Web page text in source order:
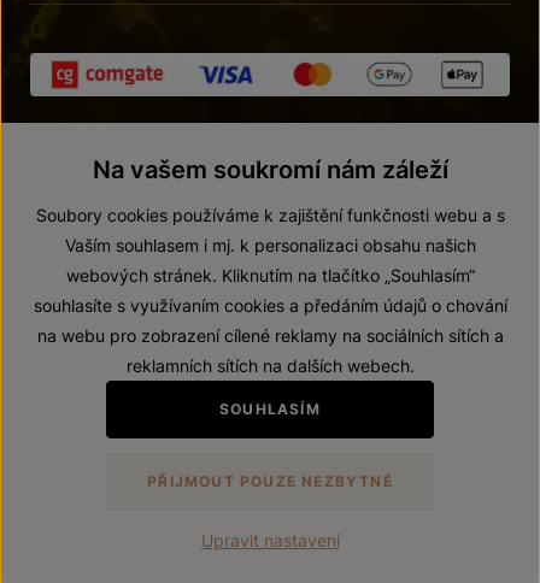
© 2026 ZNOVÍN ZNOJMO, a. s.
Prohlášení o přístupnosti
Zákaz prodeje alkoholických nápojů osobám mladším 18 let.
VytvořilwebProgress
Na vašem soukromí nám záleží
Soubory cookies používáme k zajištění funkčnosti webu a s
Vaším souhlasem i mj. k personalizaci obsahu našich
webových stránek. Kliknutím na tlačítko „Souhlasím“
souhlasíte s využívaním cookies a předáním údajů o chování
na webu pro zobrazení cílené reklamy na sociálních sítích a
reklamních sítích na dalších webech.
SOUHLASÍM
PŘIJMOUT POUZE NEZBYTNÉ
Upravit nastavení